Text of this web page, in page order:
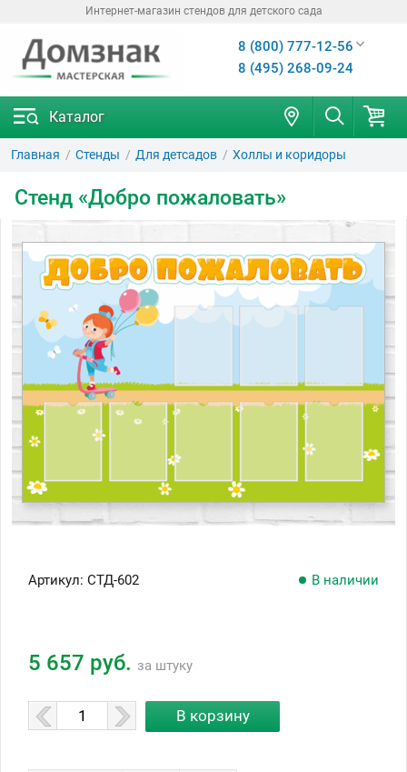
Интернет-магазин стендов для детского сада
8 (800) 777-12-56
8 (495) 268-09-24
Каталог
Главная Стенды Для детсадов Холлы и коридоры
Стенд «Добро пожаловать»
Артикул: СТД-602 В наличии
5 657 руб. за штуку